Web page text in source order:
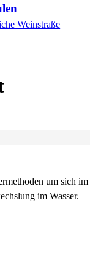
Weinstraße
um sich im
im Wasser.